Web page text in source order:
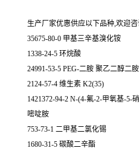
生产厂家优惠供应以下品种,欢迎咨
35675-80-0 甲基三辛基溴化铵
1338-24-5 环烷酸
24991-53-5 PEG-二胺 聚乙二醇二
2124-57-4 维生素 K2(35)
1421372-94-2 N-(4-氟-2-甲氧基-5-
嘧啶胺
753-73-1 二甲基二氯化锡
1680-31-5 碳酸二辛酯